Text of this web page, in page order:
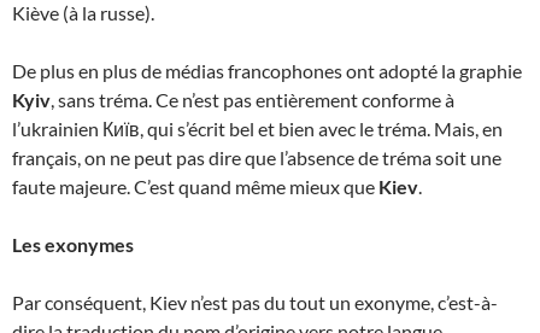
Kiève (à la russe).
De plus en plus de médias francophones ont adopté la graphie
Kyiv, sans tréma. Ce n’est pas entièrement conforme à
l’ukrainien Київ, qui s’écrit bel et bien avec le tréma. Mais, en
français, on ne peut pas dire que l’absence de tréma soit une
faute majeure. C’est quand même mieux que Kiev.
Les exonymes
Par conséquent, Kiev n’est pas du tout un exonyme, c’est-à-